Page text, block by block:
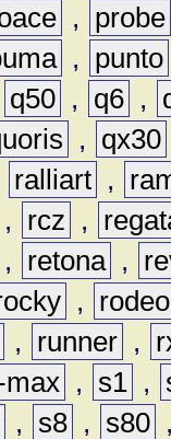
, probe
, punto
q50 , q6 ,
, qx30
ralliart ,
, rcz ,
, retona ,
, rodeo
, runner ,
max , s1 ,
, s8 , s80 ,